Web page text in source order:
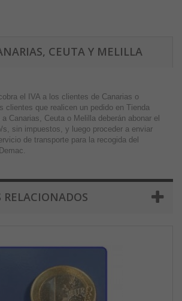
CEUTA Y MELILLA
el IVA a los clientes de Canarias o
clientes que realicen un pedido en Tienda
Canarias, Ceuta o Melilla deberán abonar el
s, sin impuestos, y luego proceder a enviar
de transporte para la recogida del
RELACIONADOS